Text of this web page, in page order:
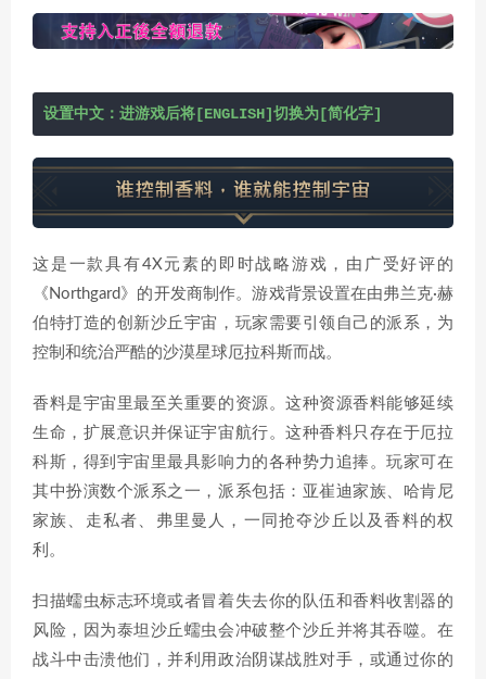
设置中文：进游戏后将[ENGLISH]切换为[简化字]
这是一款具有4X元素的即时战略游戏，由广受好评的
《Northgard》的开发商制作。游戏背景设置在由弗兰克·赫
伯特打造的创新沙丘宇宙，玩家需要引领自己的派系，为
控制和统治严酷的沙漠星球厄拉科斯而战。
香料是宇宙里最至关重要的资源。这种资源香料能够延续
生命，扩展意识并保证宇宙航行。这种香料只存在于厄拉
科斯，得到宇宙里最具影响力的各种势力追捧。玩家可在
其中扮演数个派系之一，派系包括：亚崔迪家族、哈肯尼
家族、走私者、弗里曼人，一同抢夺沙丘以及香料的权
利。
扫描蠕虫标志环境或者冒着失去你的队伍和香料收割器的
风险，因为泰坦沙丘蠕虫会冲破整个沙丘并将其吞噬。在
战斗中击溃他们，并利用政治阴谋战胜对手，或通过你的